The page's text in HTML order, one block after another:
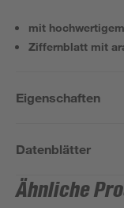
mit
Ziffernblatt mit
Eigenschaften
Datenblätter
Ähnliche